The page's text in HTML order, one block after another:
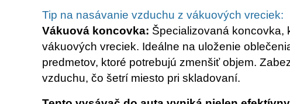
Tip na nasávanie vzduchu z vákuových vreciek:
Vákuová koncovka: Špecializovaná koncovka,
vákuových vreciek. Ideálne na uloženie
predmetov, ktoré potrebujú zmenšiť objem.
vzduchu, čo šetrí miesto pri skladovaní.